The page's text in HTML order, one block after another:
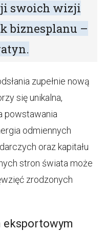
swoich wizji
biznesplanu –
zupełnie nową
się unikalna,
powstawania
odmiennych
oraz kapitału
stron świata może
zrodzonych
eksportowym